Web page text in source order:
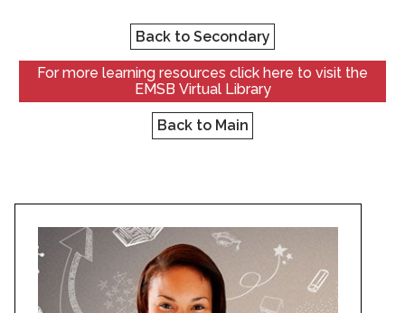
Back to Secondary
For more learning resources click here to visit the
EMSB Virtual Library
Back to Main